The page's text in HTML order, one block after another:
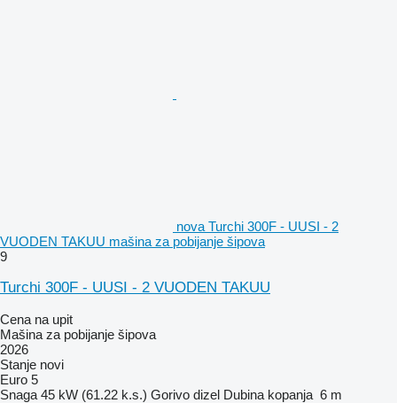
nova Turchi 300F - UUSI - 2
VUODEN TAKUU mašina za pobijanje šipova
9
Turchi 300F - UUSI - 2 VUODEN TAKUU
Cena na upit
Mašina za pobijanje šipova
2026
Stanje novi
Euro 5
Snaga 45 kW (61.22 k.s.) Gorivo dizel Dubina kopanja 6 m